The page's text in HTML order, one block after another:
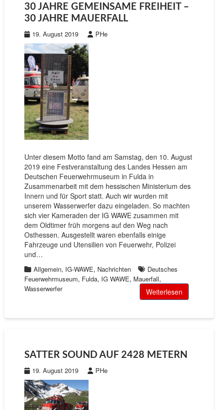
30 JAHRE GEMEINSAME FREIHEIT –
30 JAHRE MAUERFALL
19. August 2019 PHe
Unter diesem Motto fand am Samstag, den 10. August
2019 eine Festveranstaltung des Landes Hessen am
Deutschen Feuerwehrmuseum in Fulda in
Zusammenarbeit mit dem hessischen Ministerium des
Innern und für Sport statt. Auch wir wurden mit
unserem Wasserwerfer dazu eingeladen. So machten
sich vier Kameraden der IG WAWE zusammen mit
dem Oldtimer früh morgens auf den Weg nach
Osthessen. Ausgestellt waren ebenfalls einige
Fahrzeuge und Utensilien von Feuerwehr, Polizei
und…
Allgemein, IG-WAWE, Nachrichten
Deutsches
Feuerwehrmuseum, Fulda, IG WAWE, Mauerfall,
Wasserwerfer Weiterlesen
SATTER SOUND AUF 2428 METERN
19. August 2019 PHe